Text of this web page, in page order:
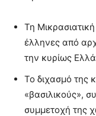
Τη
έλληνες από
την κυρίως
Το διχασμό της
«βασιλικούς»,
συμμετοχή της